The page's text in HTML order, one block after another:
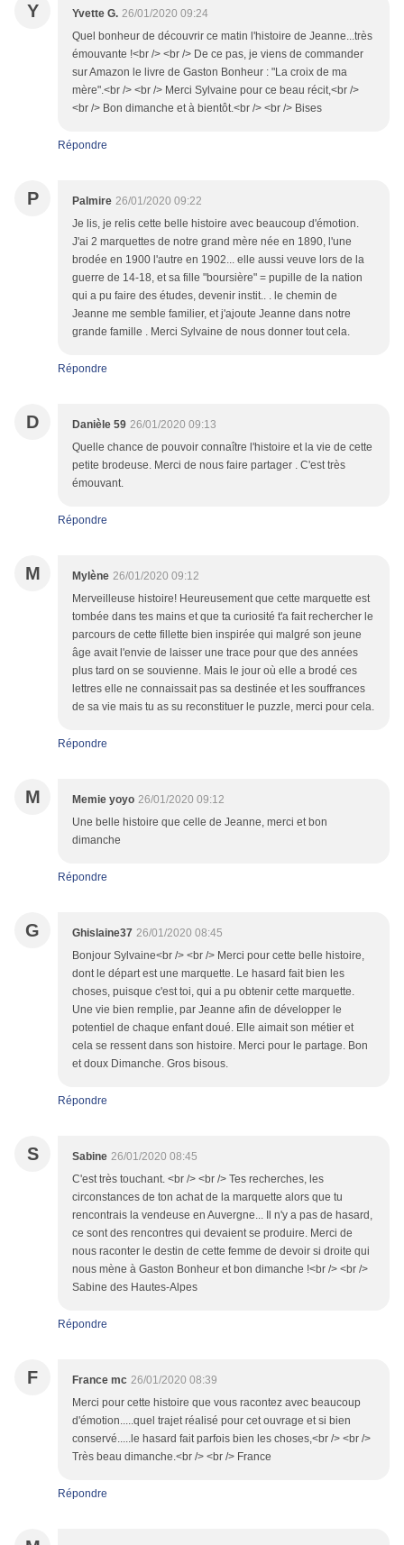
Y Yvette G. 26/01/2020 09:24
Quel bonheur de découvrir ce matin l'histoire de Jeanne...très
émouvante !<br /> <br /> De ce pas, je viens de commander
sur Amazon le livre de Gaston Bonheur : "La croix de ma
mère".<br /> <br /> Merci Sylvaine pour ce beau récit,<br />
<br /> Bon dimanche et à bientôt.<br /> <br /> Bises
Répondre
P Palmire 26/01/2020 09:22
Je lis, je relis cette belle histoire avec beaucoup d'émotion.
J'ai 2 marquettes de notre grand mère née en 1890, l'une
brodée en 1900 l'autre en 1902... elle aussi veuve lors de la
guerre de 14-18, et sa fille "boursière" = pupille de la nation
qui a pu faire des études, devenir instit.. . le chemin de
Jeanne me semble familier, et j'ajoute Jeanne dans notre
grande famille . Merci Sylvaine de nous donner tout cela.
Répondre
D Danièle 59 26/01/2020 09:13
Quelle chance de pouvoir connaître l'histoire et la vie de cette
petite brodeuse. Merci de nous faire partager . C'est très
émouvant.
Répondre
M Mylène 26/01/2020 09:12
Merveilleuse histoire! Heureusement que cette marquette est
tombée dans tes mains et que ta curiosité t'a fait rechercher le
parcours de cette fillette bien inspirée qui malgré son jeune
âge avait l'envie de laisser une trace pour que des années
plus tard on se souvienne. Mais le jour où elle a brodé ces
lettres elle ne connaissait pas sa destinée et les souffrances
de sa vie mais tu as su reconstituer le puzzle, merci pour cela.
Répondre
M Memie yoyo 26/01/2020 09:12
Une belle histoire que celle de Jeanne, merci et bon
dimanche
Répondre
G Ghislaine37 26/01/2020 08:45
Bonjour Sylvaine<br /> <br /> Merci pour cette belle histoire,
dont le départ est une marquette. Le hasard fait bien les
choses, puisque c'est toi, qui a pu obtenir cette marquette.
Une vie bien remplie, par Jeanne afin de développer le
potentiel de chaque enfant doué. Elle aimait son métier et
cela se ressent dans son histoire. Merci pour le partage. Bon
et doux Dimanche. Gros bisous.
Répondre
S Sabine 26/01/2020 08:45
C'est très touchant. <br /> <br /> Tes recherches, les
circonstances de ton achat de la marquette alors que tu
rencontrais la vendeuse en Auvergne... Il n'y a pas de hasard,
ce sont des rencontres qui devaient se produire. Merci de
nous raconter le destin de cette femme de devoir si droite qui
nous mène à Gaston Bonheur et bon dimanche !<br /> <br />
Sabine des Hautes-Alpes
Répondre
F France mc 26/01/2020 08:39
Merci pour cette histoire que vous racontez avec beaucoup
d'émotion.....quel trajet réalisé pour cet ouvrage et si bien
conservé.....le hasard fait parfois bien les choses,<br /> <br />
Très beau dimanche.<br /> <br /> France
Répondre